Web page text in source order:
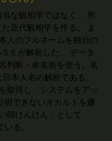
な観相学ではなく、 所
近代観相学を作る。 ま
人のフルネームを独自の
Ｅが解析した、 データ
判断・命名術を使う。名
本人名の解析である。
取得し、システムをアッ
明できないオカルトを嫌
師けんけん」として
る。